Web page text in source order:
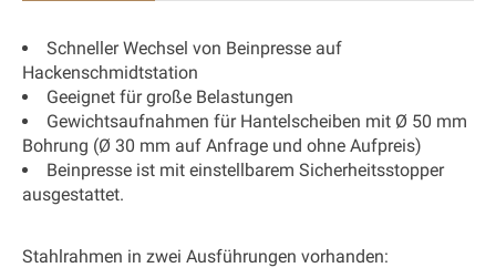
Schneller Wechsel von Beinpresse auf
Hackenschmidtstation
Geeignet für große Belastungen
Gewichtsaufnahmen für Hantelscheiben mit Ø 50 mm
Bohrung (Ø 30 mm auf Anfrage und ohne Aufpreis)
Beinpresse ist mit einstellbarem Sicherheitsstopper
ausgestattet.
Stahlrahmen in zwei Ausführungen vorhanden: